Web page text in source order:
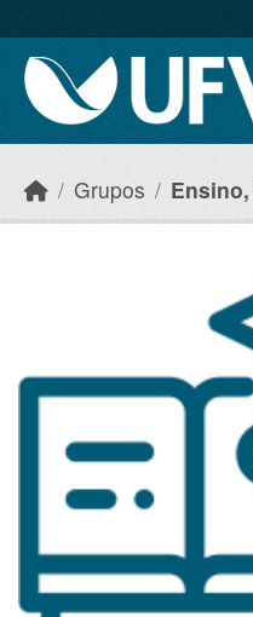
Grupos